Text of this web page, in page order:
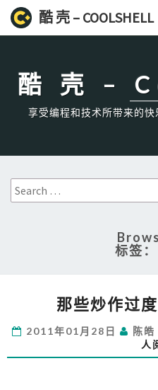
酷 壳 – COOLSHELL
酷 壳 –
享受编程和技术所带来的
Search
for:
标签：
那些炒作过
2011年01月28日 陈皓
人